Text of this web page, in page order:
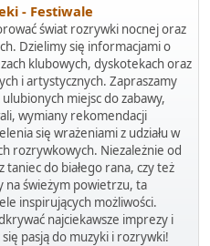
- Festiwale
świat rozrywki nocnej oraz
Dzielimy się informacjami o
klubowych, dyskotekach oraz
i artystycznych. Zapraszamy
miejsc do zabawy,
wymiany rekomendacji
się wrażeniami z udziału w
rozrywkowych. Niezależnie od
do białego rana, czy też
na świeżym powietrzu, ta
inspirujących możliwości.
najciekawsze imprezy i
pasją do muzyki i rozrywki!